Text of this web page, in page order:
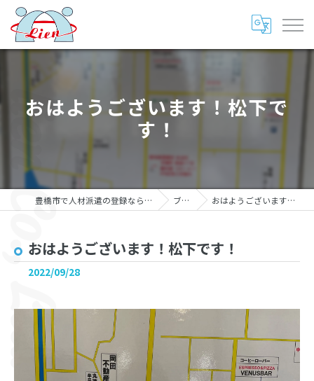
おはようございます！松下で
す！
豊橋市で人材派遣の登録なら株式会社リアン ブログ おはようございます！松下です！
おはようございます！松下です！
2022/09/28